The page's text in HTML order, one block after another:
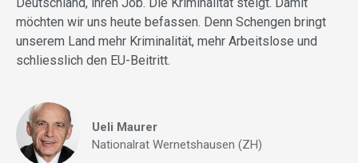
möchten wir uns heute befassen. Denn Schengen bringt
unserem Land mehr Kriminalität, mehr Arbeitslose und
schliesslich den EU-Beitritt.
Ueli Maurer
Nationalrat Wernetshausen (ZH)